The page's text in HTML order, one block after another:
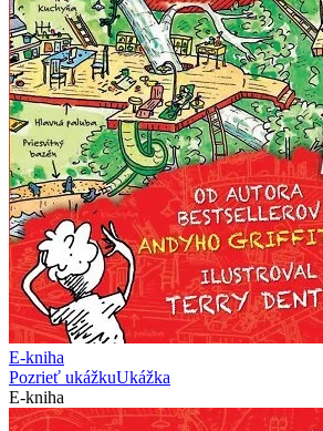
E-kniha
Pozrieť ukážkuUkážka
E-kniha